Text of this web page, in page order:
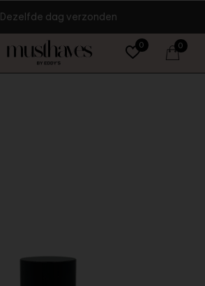
0 0
Dezelfde dag verzonden